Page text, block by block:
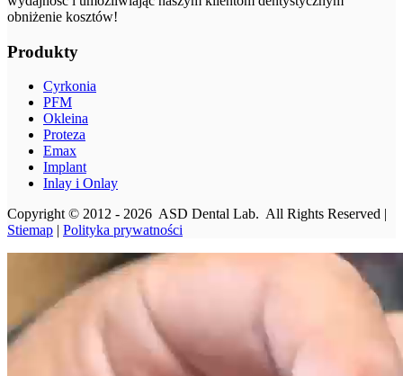
obniżenie kosztów!
Produkty
Cyrkonia
PFM
Okleina
Proteza
Emax
Implant
Inlay i Onlay
Copyright © 2012 - 2026 ASD Dental Lab. All Rights Reserved |
Stiemap | Polityka prywatności